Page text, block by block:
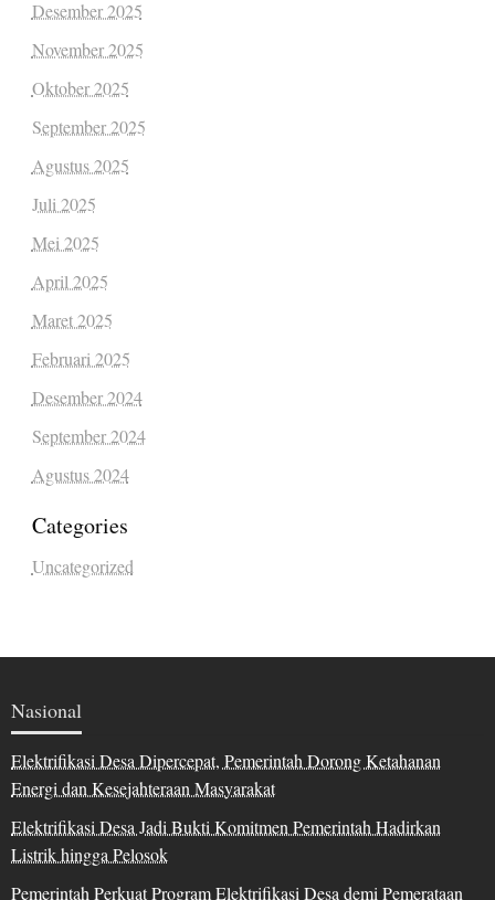
Desember 2025
November 2025
Oktober 2025
September 2025
Agustus 2025
Juli 2025
Mei 2025
April 2025
Maret 2025
Februari 2025
Desember 2024
September 2024
Agustus 2024
Categories
Uncategorized
Nasional
Elektrifikasi Desa Dipercepat, Pemerintah Dorong Ketahanan
Energi dan Kesejahteraan Masyarakat
Elektrifikasi Desa Jadi Bukti Komitmen Pemerintah Hadirkan
Listrik hingga Pelosok
Pemerintah Perkuat Program Elektrifikasi Desa demi Pemerataan